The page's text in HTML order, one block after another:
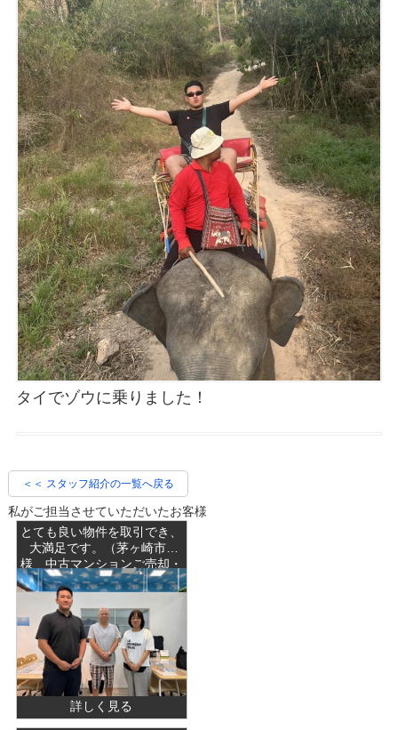
タイでゾウに乗りました！
＜＜ スタッフ紹介の一覧へ戻る
私がご担当させていただいたお客様
とても良い物件を取引でき、
大満足です。（茅ヶ崎市F
様 中古マンションご売却・
新築一戸建て ご成約）
詳しく見る